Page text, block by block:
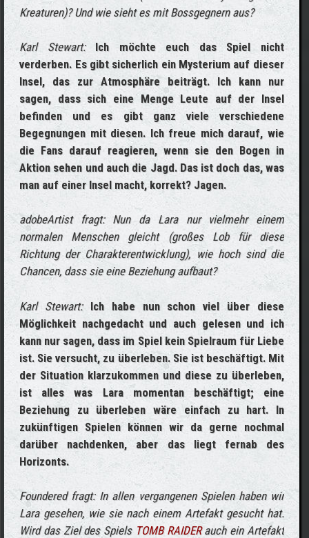
Kreaturen)? Und wie sieht es mit Bossgegnern aus?
Karl Stewart:
Ich möchte euch das Spiel nicht
verderben. Es gibt sicherlich ein Mysterium auf dieser
Insel, das zur Atmosphäre beiträgt. Ich kann nur
sagen, dass sich eine Menge Leute auf der Insel
befinden und es gibt ganz viele verschiedene
Begegnungen mit diesen. Ich freue mich darauf, wie
die Fans darauf reagieren, wenn sie den Bogen in
Aktion sehen und auch die Jagd. Das ist doch das, was
man auf einer Insel macht, korrekt? Jagen.
adobeArtist fragt: Nun da Lara nur vielmehr einem
normalen Menschen gleicht (großes Lob für diese
Richtung der Charakterentwicklung), wie hoch sind die
Chancen, dass sie eine Beziehung aufbaut?
Karl Stewart: Ich habe nun schon viel über diese
Möglichkeit nachgedacht und auch gelesen und ich
kann nur sagen, dass im Spiel kein Spielraum für Liebe
ist. Sie versucht, zu überleben. Sie ist beschäftigt. Mit
der Situation klarzukommen und diese zu überleben,
ist alles was Lara momentan beschäftigt; eine
Beziehung zu überleben wäre einfach zu hart. In
zukünftigen Spielen können wir da gerne nochmal
darüber nachdenken, aber das liegt fernab des
Horizonts.
Foundered fragt: In allen vergangenen Spielen haben wir
Lara gesehen, wie sie nach einem Artefakt gesucht hat.
Wird das Ziel des Spiels TOMB RAIDERauch ein Artefakt